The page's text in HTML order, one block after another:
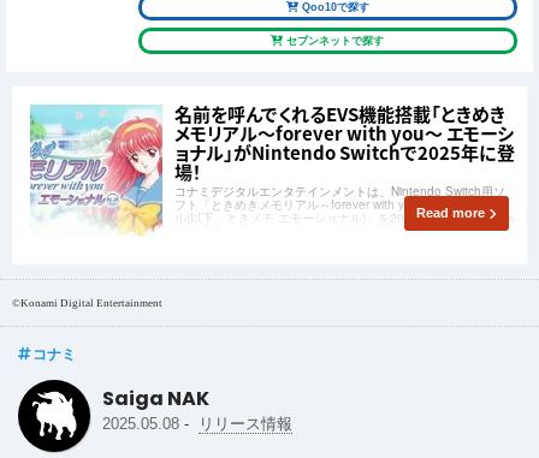
Qoo10で探す
セブンネットで探す
名前を呼んでくれるEVS機能搭載「ときめき
メモリアル～forever with you～ エモーシ
ョナル」がNintendo Switchで2025年に登
場！
コナミデジタルエンタテインメントは、Nintendo Switch用ソ
フト「ときめきメモリアル～forever with you～ エモーショナ
ル(以下、ときメモ エモーショナル)」を2025年に発売予定であ
ると発表しました。オリジナルのストーリーとキャラクターを
Read more
©Konami Digital Entertainment
コナミ
Saiga NAK
2025.05.08 - リリース情報